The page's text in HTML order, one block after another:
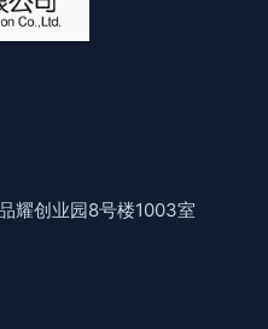
耀创业园8号楼1003室